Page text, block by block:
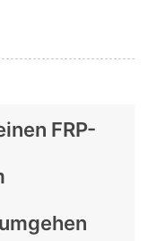
FRP-